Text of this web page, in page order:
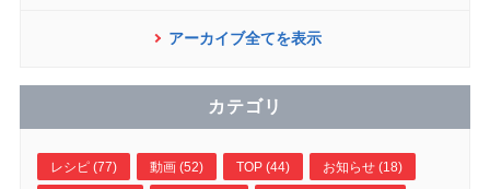
アーカイブ全てを表示
カテゴリ
レシピ (77) 動画 (52) TOP (44) お知らせ (18)